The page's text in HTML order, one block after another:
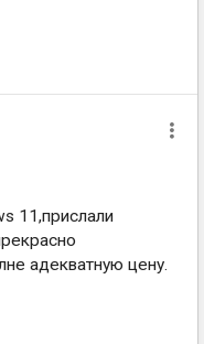
11,прислали
адекватную цену.